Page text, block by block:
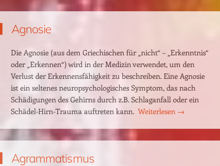
Agnosie
Die Agnosie (aus dem Griechischen für „nicht“ – „Erkenntnis“
oder „Erkennen“) wird in der Medizin verwendet, um den
Verlust der Erkennensfähigkeit zu beschreiben. Eine Agnosie
ist ein seltenes neuropsychologisches Symptom, das nach
Schädigungen des Gehirns durch z.B. Schlaganfall oder ein
Schädel-Hirn-Trauma auftreten kann. Weiterlesen →
Agrammatismus